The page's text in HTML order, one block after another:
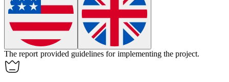
The report provided guidelines for implementing the project.